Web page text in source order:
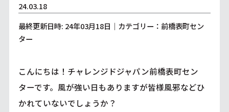
24.03.18
最終更新日時: 24年03月18日｜カテゴリー：前橋表町セン
ター
こんにちは！チャレンジドジャパン前橋表町セン
ターです。風が強い日もありますが皆様風邪などひ
かれていないでしょうか？